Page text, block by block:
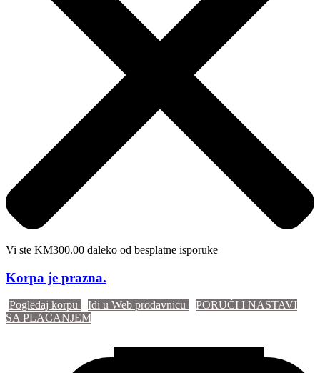
Vi ste KM300.00 daleko od besplatne isporuke
Korpa je prazna.
Pogledaj korpu Idi u Web prodavnicu
PORUČI I NASTAVI
SA PLAĆANJEM